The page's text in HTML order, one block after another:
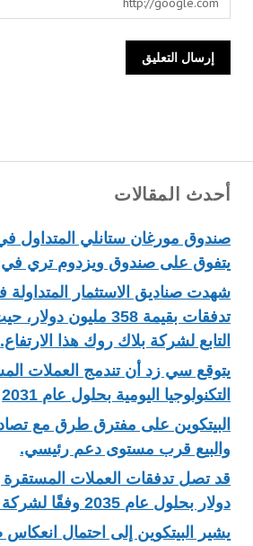
أحدث المقالات
صندوق مورغان ستانلي المتداول في
يتفوق على صندوق ويزدوم تري
شهدت صناديق الاستثمار المتداولة
التابع لشركة بلاك روك هذا الارتفاع.
يتوقع سي زد أن تندمج العملات
التكنولوجيا اليومية بحلول عام 2031
البيتكوين على مفترق طرق مع
والبيع قرب مستوى دعم رئيسي.
دولار بحلول عام 2035 وفقًا لشركة Chainalysis
يشير البيتكوين إلى احتمال